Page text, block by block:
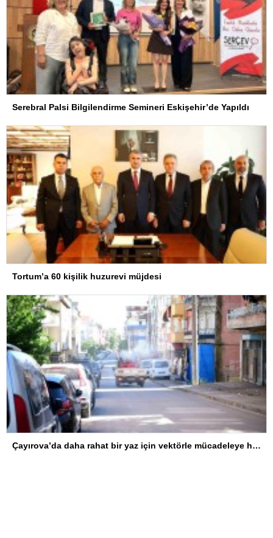
Serebral Palsi Bilgilendirme Semineri Eskişehir’de Yapıldı
Tortum’a 60 kişilik huzurevi müjdesi
Çayırova’da daha rahat bir yaz için vektörle mücadeleye hız verildi